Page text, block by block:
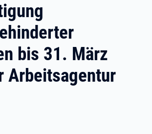
bis 31. März
Arbeitsagentur